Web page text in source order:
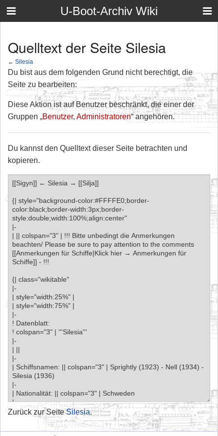
U-Boot-Archiv Wiki
Quelltext der Seite Silesia
← Silesia
Du bist aus dem folgenden Grund nicht berechtigt, die
Seite zu bearbeiten:
Diese Aktion ist auf Benutzer beschränkt, die einer der
Gruppen „Benutzer, Administratoren“ angehören.
Du kannst den Quelltext dieser Seite betrachten und
kopieren.
Zurück zur SeiteSilesia.